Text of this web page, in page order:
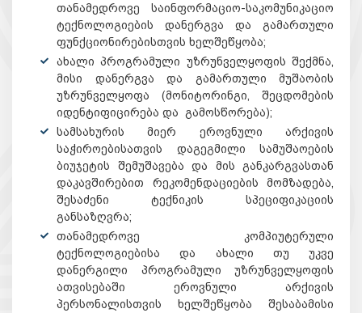
თანამედროვე საინფორმაციო-საკომუნიკაციო
ტექნოლოგიების დანერგვა და გამართული
ფუნქციონირებისთვის ხელშეწყობა;
ახალი პროგრამული უზრუნველყოფის შექმნა,
მისი დანერგვა და გამართული მუშაობის
უზრუნველყოფა (მონიტორინგი, შეცდომების
იდენტიფიცირება და გამოსწორება);
სამსახურის მიერ ეროვნული არქივის
საჭიროებისათვის დაგეგმილი სამუშაოების
ბიუჯეტის შემუშავება და მის განკარგვასთან
დაკავშირებით რეკომენდაციების მომზადება,
შესაძენი ტექნიკის სპეციფიკაციის
განსაზღვრა;
თანამედროვე კომპიუტერული
ტექნოლოგიებისა და ახალი თუ უკვე
დანერგილი პროგრამული უზრუნველყოფის
ათვისებაში ეროვნული არქივის
პერსონალისთვის ხელშეწყობა შესაბამისი